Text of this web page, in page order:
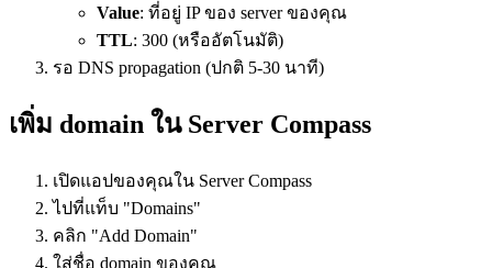
Value: ที่อยู่ IP ของ server ของคุณ
TTL: 300 (หรืออัตโนมัติ)
รอ DNS propagation (ปกติ 5-30 นาที)
เพิ่ม domain ใน Server Compass
เปิดแอปของคุณใน Server Compass
ไปที่แท็บ "Domains"
คลิก "Add Domain"
ใส่ชื่อ domain ของคุณ